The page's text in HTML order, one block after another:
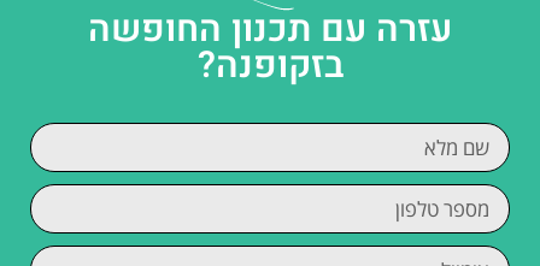
עזרה עם תכנון החופשה
בזקופנה?